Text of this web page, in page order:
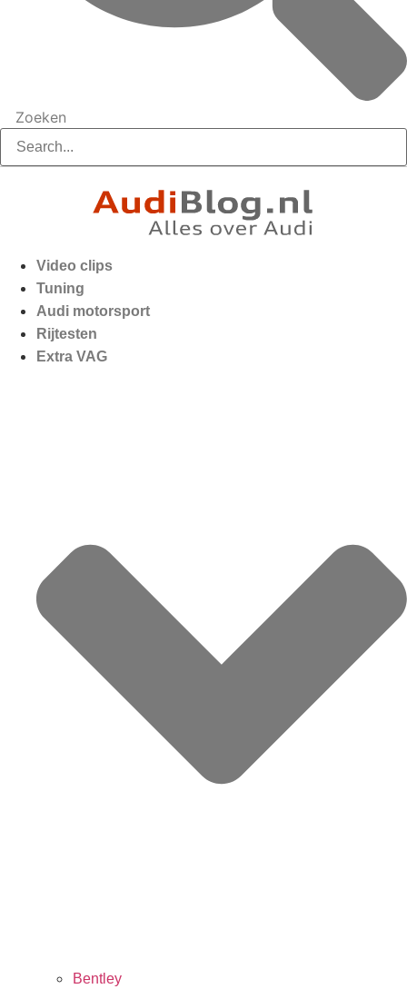
Zoeken
Video clips
Tuning
Audi motorsport
Rijtesten
Extra VAG
Bentley